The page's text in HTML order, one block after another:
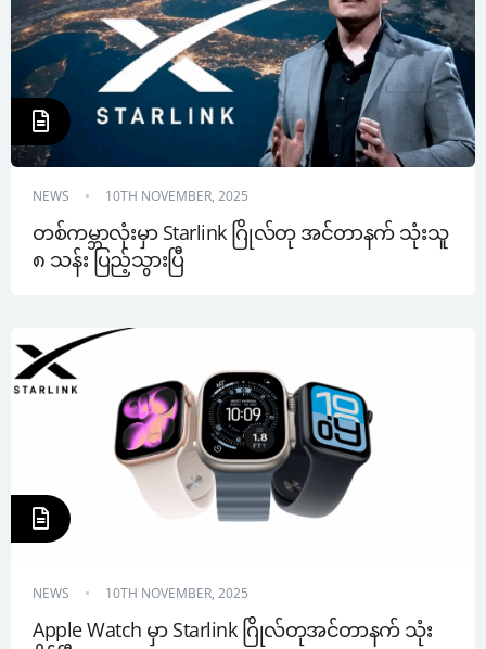
NEWS 10TH NOVEMBER, 2025
တစ်ကမ္ဘာလုံးမှာ Starlink ဂြိုလ်တု အင်တာနက် သုံးသူ
၈ သန်း ပြည့်သွားပြီ
NEWS 10TH NOVEMBER, 2025
Apple Watch မှာ Starlink ဂြိုလ်တုအင်တာနက် သုံး